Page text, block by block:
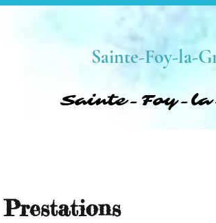
Sainte-Foy-la-
Sainte-Foy-
Sainte-Foy-
Prestations